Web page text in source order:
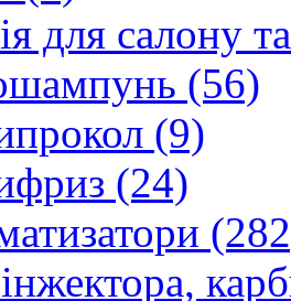
для салону
(56)
(9)
(24)